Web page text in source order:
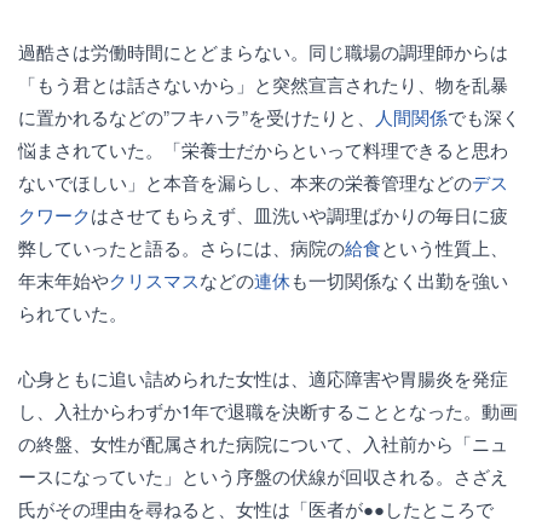
過酷さは労働時間にとどまらない。同じ職場の調理師からは
「もう君とは話さないから」と突然宣言されたり、物を乱暴
に置かれるなどの”フキハラ”を受けたりと、
人間関係でも深く
悩まされていた。「栄養士だからといって料理できると思わ
ないでほしい」と本音を漏らし、本来の栄養管理などのデス
クワークはさせてもらえず、皿洗いや調理ばかりの毎日に疲
弊していったと語る。さらには、病院の給食という性質上、
年末年始やクリスマスなどの連休も一切関係なく出勤を強い
られていた。
心身ともに追い詰められた女性は、適応障害や胃腸炎を発症
し、入社からわずか1年で退職を決断することとなった。動画
の終盤、女性が配属された病院について、入社前から「ニュ
ースになっていた」という序盤の伏線が回収される。さざえ
氏がその理由を尋ねると、女性は「医者が●●したところで